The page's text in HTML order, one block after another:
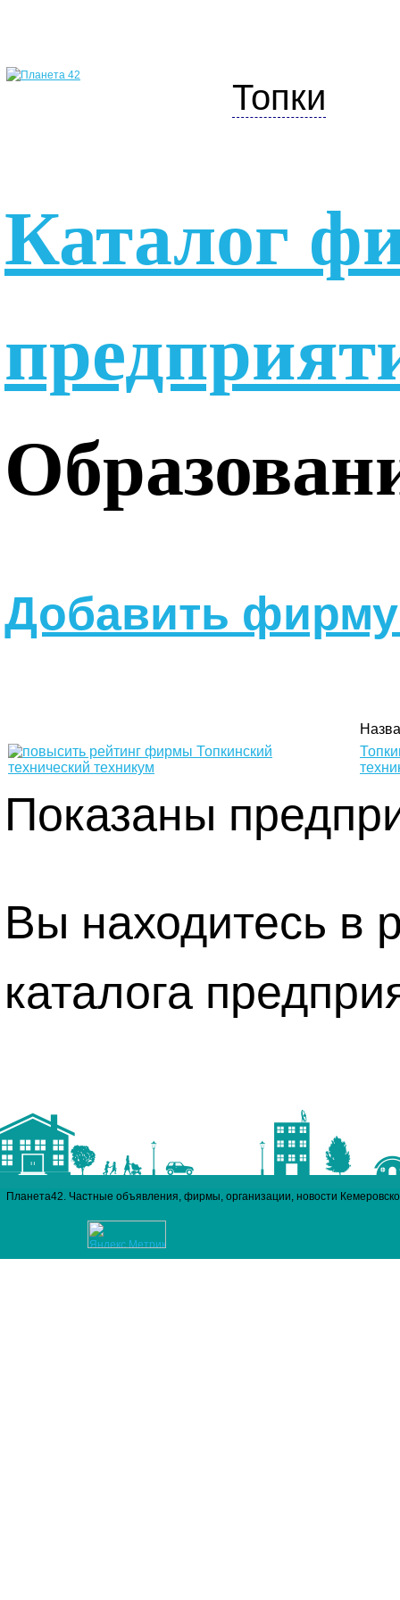
Топки
Каталог
Добавить фирму
Показаны
Вы находитесь в
каталога
Планета42. Частные объявления, фирмы, организации, новости